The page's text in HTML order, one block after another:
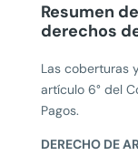
Resumen
derechos
Las coberturas
artículo 6° del
Pagos.
DERECHO DE